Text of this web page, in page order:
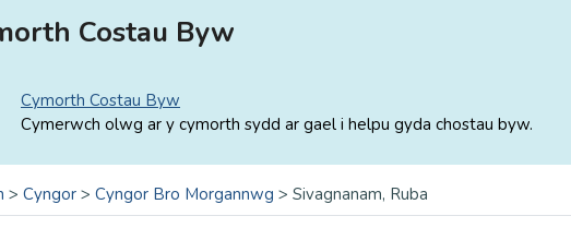
Costau Byw
Cymorth Costau Byw
Cymerwch olwg ar y cymorth sydd ar gael i helpu gyda chostau byw.
> Cyngor > Cyngor Bro Morgannwg > Sivagnanam, Ruba